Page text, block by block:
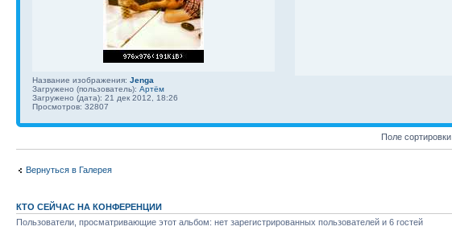
Название изображения: Jenga
Загружено (пользователь): Артём
Загружено (дата): 21 дек 2012, 18:26
Просмотров: 32807
Поле сортировки
Вернуться в Галерея
КТО СЕЙЧАС НА КОНФЕРЕНЦИИ
Пользователи, просматривающие этот альбом: нет зарегистрированных пользователей и 6 гостей